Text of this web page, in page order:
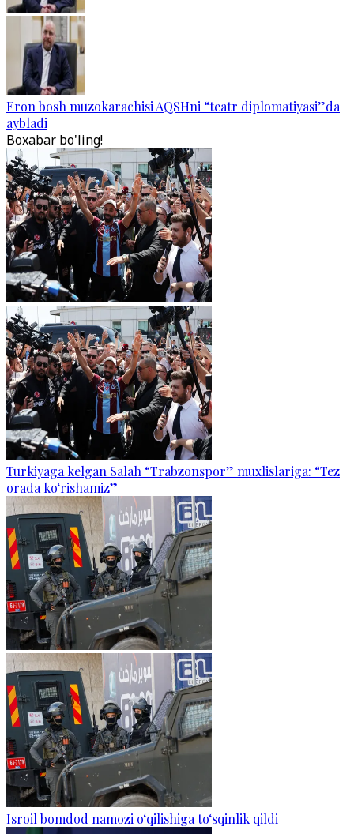
Eron bosh muzokarachisi AQSHni “teatr diplomatiyasi”da
aybladi
Boxabar bo'ling!
Turkiyaga kelgan Salah “Trabzonspor” muxlislariga: “Tez
orada ko‘rishamiz”
Isroil bomdod namozi o‘qilishiga to‘sqinlik qildi